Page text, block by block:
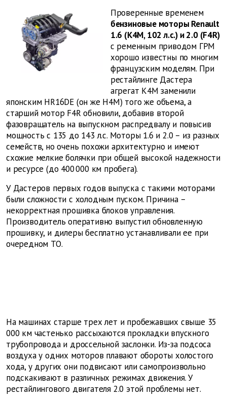
Проверенные временем
бензиновые моторы Renault
1.6 (K4M, 102 л.с.) и 2.0 (F4R)
с ременным приводом ГРМ
хорошо известны по многим
французским моделям. При
рестайлинге Дастера
агрегат К4М заменили
японским HR16DE (он же Н4М) того же объема, а
старший мотор F4R обновили, добавив второй
фазовращатель на выпускном распредвалу и повысив
мощность с 135 до 143 л.с. Моторы 1.6 и 2.0 – из разных
семейств, но очень похожи архитектурно и имеют
схожие мелкие болячки при общей высокой надежности
и ресурсе (до 400 000 км пробега).
У Дастеров первых годов выпуска с такими моторами
были сложности с холодным пуском. Причина –
некорректная прошивка блоков управления.
Производитель оперативно выпустил обновленную
прошивку, и дилеры бесплатно устанавливали ее при
очередном ТО.
На машинах старше трех лет и пробежавших свыше 35
000 км частенько рассыхаются прокладки впускного
трубопровода и дроссельной заслонки. Из-за подсоса
воздуха у одних моторов плавают обороты холостого
хода, у других они подвисают или самопроизвольно
подскакивают в различных режимах движения. У
рестайлингового двигателя 2.0 этой проблемы нет.